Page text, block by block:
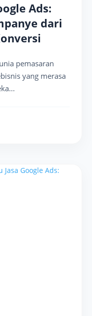
Ads:
dari
pemasaran
yang merasa